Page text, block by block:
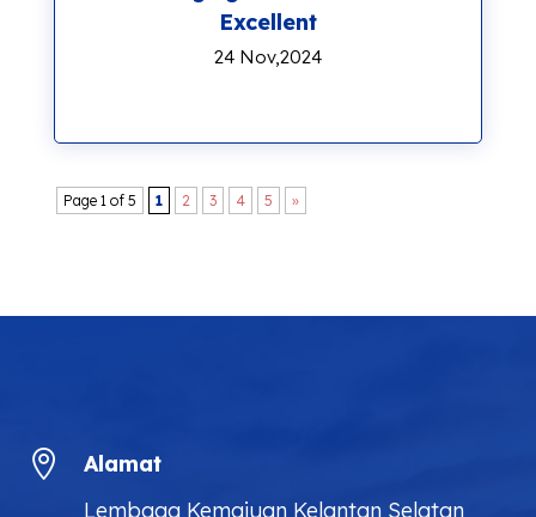
Excellent
24 Nov,2024
Page 1 of 5 1 2 3 4 5 »

Alamat
Lembaga Kemajuan Kelantan Selatan